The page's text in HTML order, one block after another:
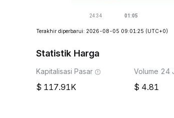
Terakhir diperbarui: 2026-08-05 09:01:25 (UTC+0)
Statistik Harga
Kapitalisasi Pasar
117.91K
Volume 24
4.81